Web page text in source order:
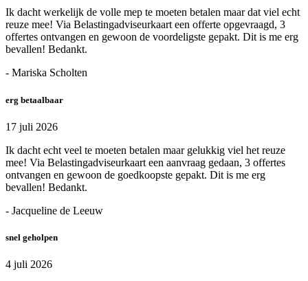
Ik dacht werkelijk de volle mep te moeten betalen maar dat viel echt
reuze mee! Via Belastingadviseurkaart een offerte opgevraagd, 3
offertes ontvangen en gewoon de voordeligste gepakt. Dit is me erg
bevallen! Bedankt.
- Mariska Scholten
erg betaalbaar
17 juli 2026
Ik dacht echt veel te moeten betalen maar gelukkig viel het reuze
mee! Via Belastingadviseurkaart een aanvraag gedaan, 3 offertes
ontvangen en gewoon de goedkoopste gepakt. Dit is me erg
bevallen! Bedankt.
- Jacqueline de Leeuw
snel geholpen
4 juli 2026